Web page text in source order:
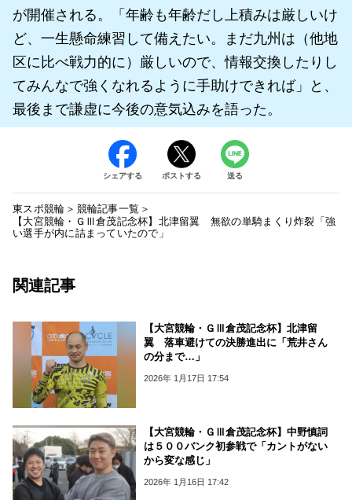
が開催される。「年齢も年齢だし上積みは厳しいけ
ど、一生懸命練習して備えたい。まだ九州は（他地
区に比べ戦力的に）厳しいので、情報交換したりし
てみんなで強くなれるように手助けできれば」と、
最後まで謙虚に今後の意気込みを語った。
シェアする ポストする 送る
東スポ競輪
競輪記事一覧
【大宮競輪・ＧⅢ倉茂記念杯】北津留翼 無欲の単騎まくり炸裂「強
い選手が内に詰まっていたので」
関連記事
【大宮競輪・ＧⅢ倉茂記念杯】北津留
翼 落車避けての決勝進出に「荒井さん
の分まで…」
2026年 1月17日 17:54
【大宮競輪・ＧⅢ倉茂記念杯】中野慎詞
は５００バンク初参戦で「カントがない
から変な感じ」
2026年 1月16日 17:42